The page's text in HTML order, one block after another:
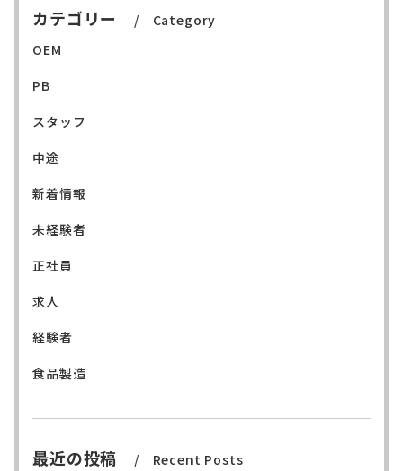
カテゴリー
Category
OEM
PB
スタッフ
中途
新着情報
未経験者
正社員
求人
経験者
食品製造
最近の投稿 Recent Posts